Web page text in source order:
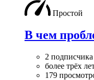
Простой
В чем
2 подписчика
более трёх
179